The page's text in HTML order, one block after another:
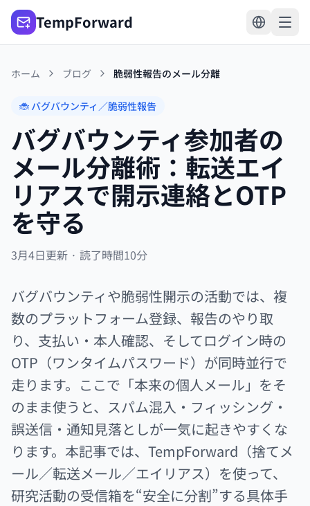
TempForward
ホーム ブログ 脆弱性報告のメール分離
🐞 バグバウンティ／脆弱性報告
バグバウンティ参加者の
メール分離術：転送エイ
リアスで開示連絡とOTP
を守る
3月4日更新 · 読了時間10分
バグバウンティや脆弱性開示の活動では、複
数のプラットフォーム登録、報告のやり取
り、支払い・本人確認、そしてログイン時の
OTP（ワンタイムパスワード）が同時並行で
走ります。ここで「本来の個人メール」をそ
のまま使うと、スパム混入・フィッシング・
誤送信・通知見落としが一気に起きやすくな
ります。本記事では、TempForward（捨てメ
ール／転送メール／エイリアス）を使って、
研究活動の受信箱を“安全に分割”する具体手